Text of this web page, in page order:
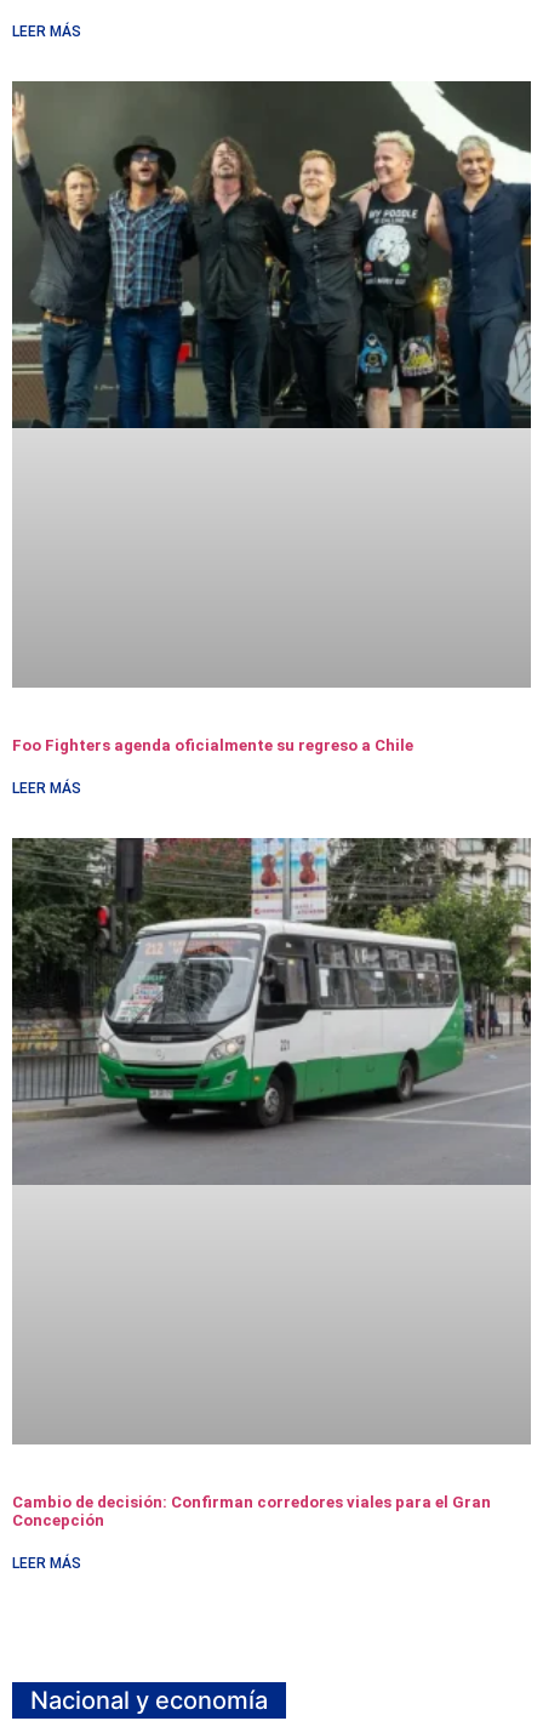
LEER MÁS
Foo Fighters agenda oficialmente su regreso a Chile
LEER MÁS
Cambio de decisión: Confirman corredores viales para el Gran
Concepción
LEER MÁS
Nacional y economía